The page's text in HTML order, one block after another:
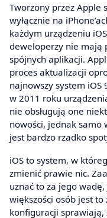
Tworzony przez Apple
wyłącznie na
każdym urządzeniu
deweloperzy nie mają
spójnych aplikacji.
proces aktualizacji
najnowszy system
w 2011 roku
nie obsługują one
nowości, jednak samo
jest bardzo rzadko
iOS to system, w
zmienić prawie nic.
uznać to za jego
większości osób jest
konfiguracji sprawiają,